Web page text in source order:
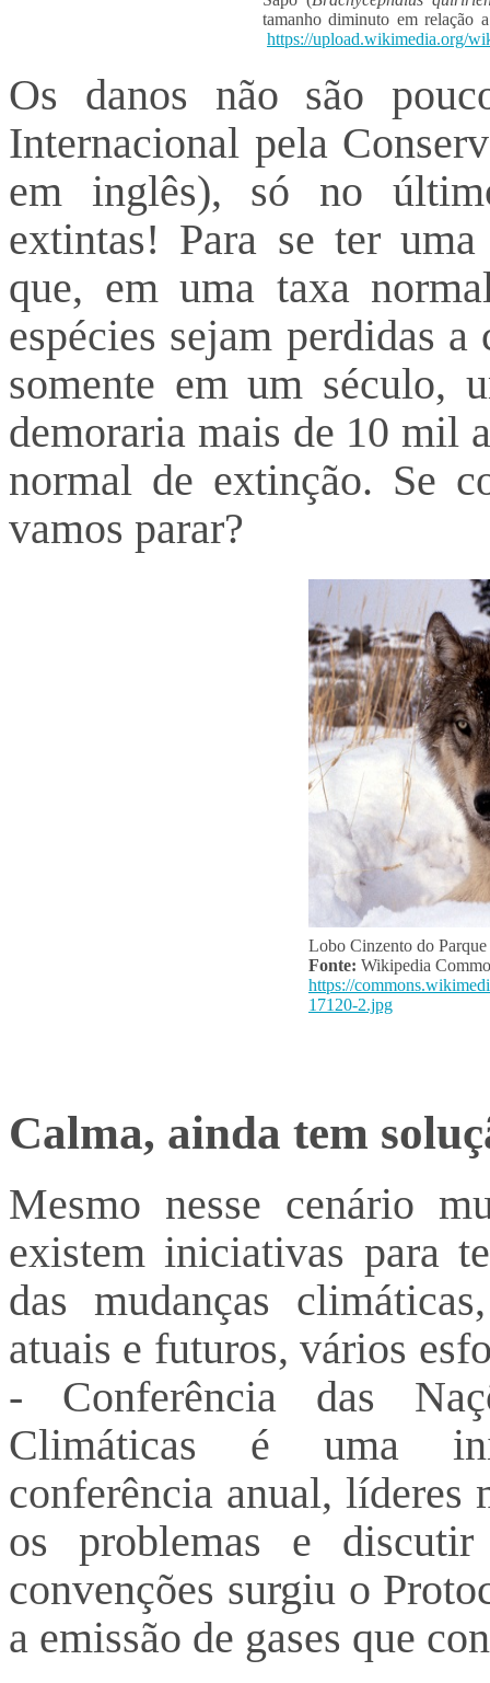
tamanho diminuto em relação
https://upload.wikimedia.org/
Os danos não são
Internacional pela
em inglês), só no
extintas! Para se ter
que, em uma taxa
espécies sejam perdidas a
somente em um século,
demoraria mais de 10 mil
normal de extinção. Se
vamos parar?
Lobo Cinzento do
Fonte: Wikipedia
https://
17120-2.jpg
Calma, ainda tem
Mesmo nesse cenário
existem iniciativas para
das mudanças
atuais e futuros, vários
- Conferência das
Climáticas é uma
conferência anual, líderes
os problemas e
convenções surgiu o
a emissão de gases que